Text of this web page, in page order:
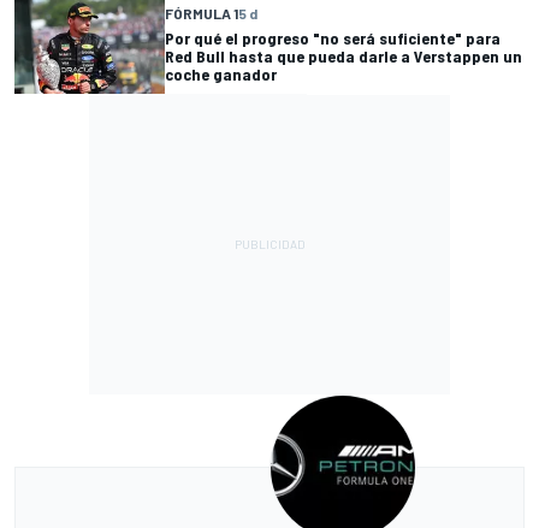
FÓRMULA 15 d
Por qué el progreso "no será suficiente" para
Red Bull hasta que pueda darle a Verstappen un
coche ganador